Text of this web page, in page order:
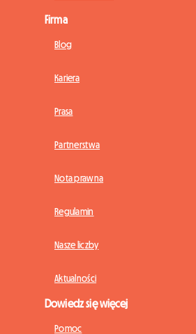
Firma
Blog
Kariera
Prasa
Partnerstwa
Nota prawna
Regulamin
Nasze liczby
Aktualności
Dowiedz się więcej
Pomoc